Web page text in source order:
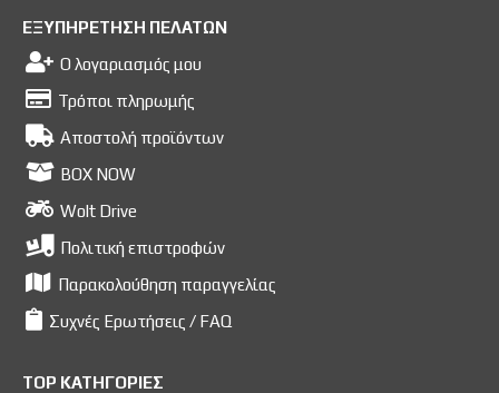
ΕΞΥΠΗΡΕΤΗΣΗ ΠΕΛΑΤΩΝ
Ο λογαριασμός μου
Τρόποι πληρωμής
Αποστολή προϊόντων
BOX NOW
Wolt Drive
Πολιτική επιστροφών
Παρακολούθηση παραγγελίας
Συχνές Ερωτήσεις / FAQ
TOP ΚΑΤΗΓΟΡΙΕΣ